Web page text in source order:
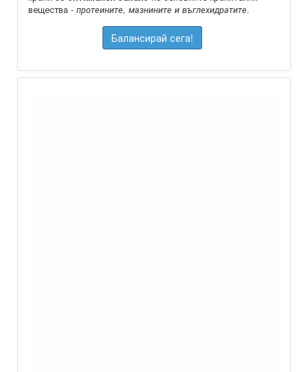
вещества - протеините, мазнините и въглехидратите.
Балансирай сега!